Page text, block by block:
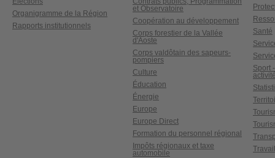
Organigramme de la Région
Rapports institutionnels
et Observatoire
Coopération au développement
Corps forestier de la Vallée
d'Aoste
Corps valdôtain des sapeurs-
pompiers
Culture
Éducation
Énergie
Europe
Europe Direct
Formation du personnel régional
Impôts régionaux et taxe
automobile
Santé
Sport
Travail